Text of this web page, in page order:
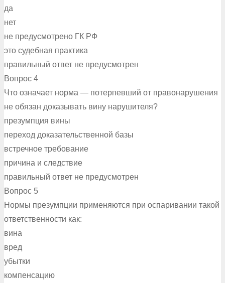
да
нет
не предусмотрено ГК РФ
это судебная практика
правильный ответ не предусмотрен
Вопрос 4
Что означает норма — потерпевший от правонарушения
не обязан доказывать вину нарушителя?
презумпция вины
переход доказательственной базы
встречное требование
причина и следствие
правильный ответ не предусмотрен
Вопрос 5
Нормы презумпции применяются при оспаривании такой
ответственности как:
вина
вред
убытки
компенсацию